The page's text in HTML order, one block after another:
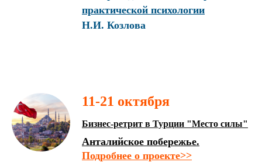
практической психологии
Н.И. Козлова
11-21 октября
Бизнес-ретрит в Турции "Место силы"
Анталийское побережье.
Подробнее о проекте>>